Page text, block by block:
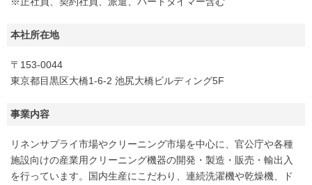
本社所在地
〒153-0044
東京都目黒区大橋1-6-2 池尻大橋ビルディング5F
事業内容
リネンサプライ市場やクリーニング市場を中心に、官公庁や各種
施設向けの産業用クリーニング機器の開発・製造・販売・輸出入
を行っています。国内生産にこだわり、連続洗濯機や乾燥機、ド